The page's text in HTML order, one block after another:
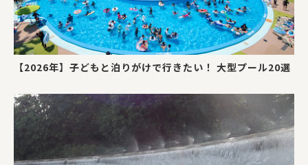
【2026年】子どもと泊りがけで行きたい！ 大型プール20選